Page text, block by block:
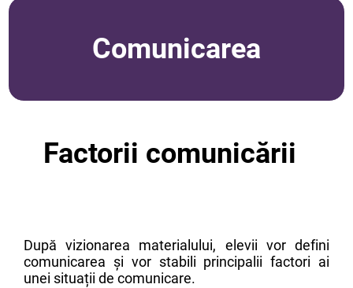
Comunicarea
Factorii comunicării
După vizionarea materialului, elevii vor defini
comunicarea și vor stabili principalii factori ai
unei situații de comunicare.